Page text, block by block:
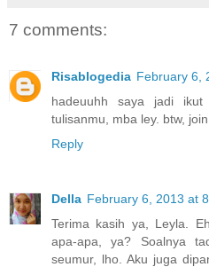
7 comments:
Risablogedia February 6,
hadeuuhh saya jadi
tulisanmu, mba ley. btw,
Reply
Della February 6, 2013 at
Terima kasih ya, Leyla.
apa-apa, ya? Soalnya
seumur, lho. Aku juga